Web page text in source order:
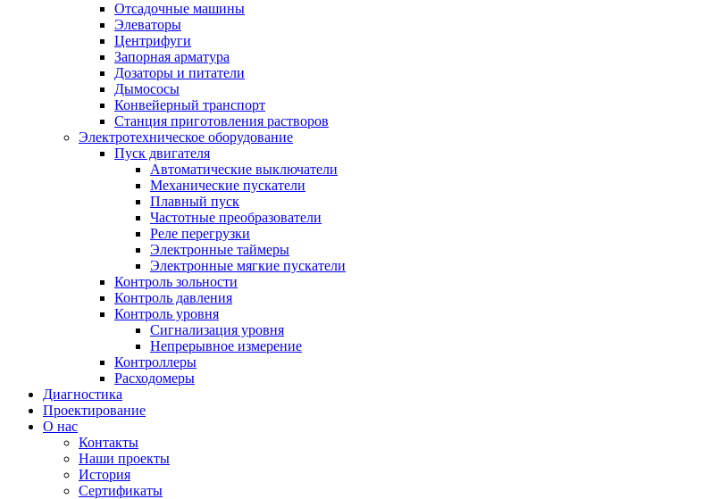
Отсадочные машины
Элеваторы
Центрифуги
Запорная арматура
Дозаторы и питатели
Дымососы
Конвейерный транспорт
Станция приготовления растворов
Электротехническое оборудование
Пуск двигателя
Автоматические выключатели
Механические пускатели
Плавный пуск
Частотные преобразователи
Реле перегрузки
Электронные таймеры
Электронные мягкие пускатели
Контроль зольности
Контроль давления
Контроль уровня
Сигнализация уровня
Непрерывное измерение
Контроллеры
Расходомеры
Диагностика
Проектирование
О нас
Контакты
Наши проекты
История
Сертификаты